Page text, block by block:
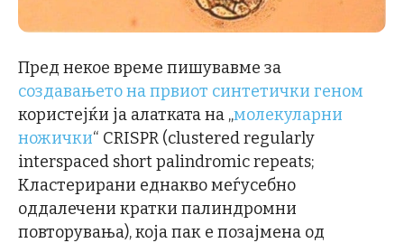
Пред некое време пишувавме за
создавањето на првиот синтетички геном
користејќи ја алатката на „молекуларни
ножички“ CRISPR (clustered regularly
interspaced short palindromic repeats;
Кластерирани еднакво меѓусебно
оддалечени кратки палиндромни
повторувања), која пак е позајмена од